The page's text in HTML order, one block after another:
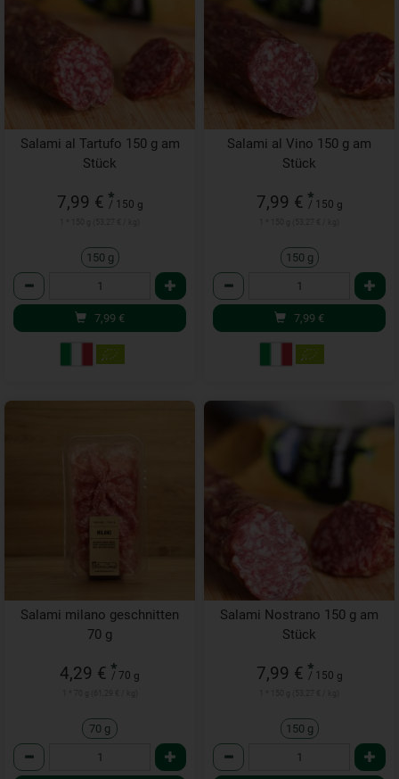
Salami al Tartufo 150 g am
Stück
7,99 € *
/ 150 g
150 g
Anzahl
7,99 €
Salami al Vino 150 g am
Stück
7,99 € *
/ 150 g
150 g
Anzahl
7,99 €
Salami milano geschnitten
70 g
4,29 € *
/ 70 g
70 g
Anzahl
Salami Nostrano 150 g am
Stück
7,99 € *
/ 150 g
150 g
Anzahl